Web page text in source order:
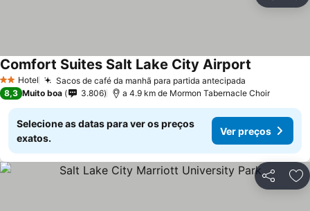
2 Estrelas
Hotel Sacos de café da manhã para partida antecipada
Comfort Suites Salt Lake City Airport
8,3 Muito boa 3.806 a 4.9 km de Mormon Tabernacle Choir
Selecione as datas para ver os preços
exatos.
Ver preços
Partilhar